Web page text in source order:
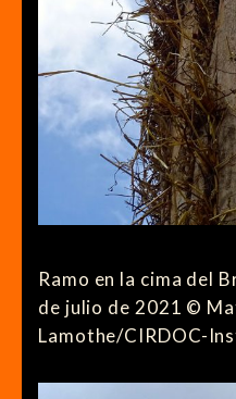
Ramo en la cima del
de julio de 2021 ©
Lamothe/CIRDOC-